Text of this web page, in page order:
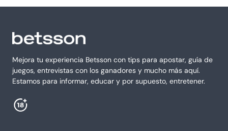
Mejora tu experiencia Betsson con tips para apostar, guía de
juegos, entrevistas con los ganadores y mucho más aquí.
Estamos para informar, educar y por supuesto, entretener.